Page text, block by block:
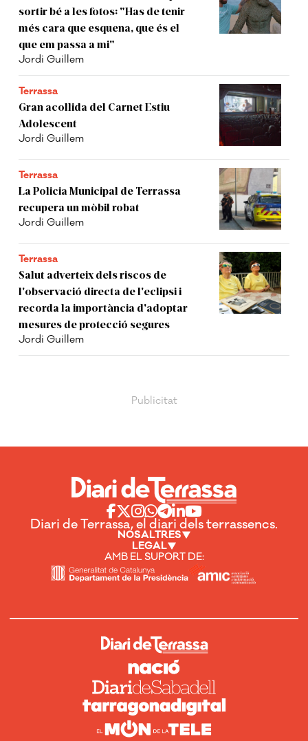
sortir bé a les fotos: "Has de tenir
més cara que esquena, que és el
que em passa a mi"
Jordi Guillem
Terrassa
Gran acollida del Carnet Estiu
Adolescent
Jordi Guillem
Terrassa
La Policia Municipal de Terrassa
recupera un mòbil robat
Jordi Guillem
Terrassa
Salut adverteix dels riscos de
l'observació directa de l'eclipsi i
recorda la importància d'adoptar
mesures de protecció segures
Jordi Guillem
Diari de Terrassa, el diari dels terrassencs.
NOSALTRES
LEGAL
AMB EL SUPORT DE: